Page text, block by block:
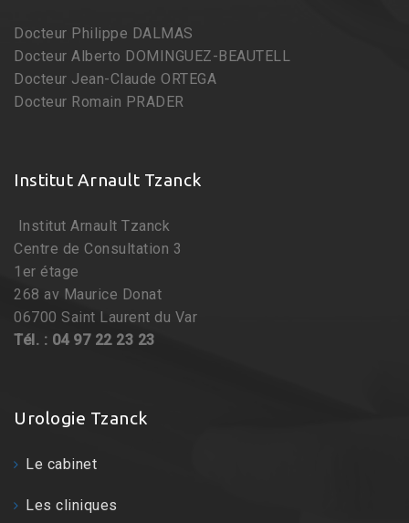
Docteur Philippe DALMAS
Docteur Alberto DOMINGUEZ-BEAUTELL
Docteur Jean-Claude ORTEGA
Docteur Romain PRADER
Institut Arnault Tzanck
Institut Arnault Tzanck
Centre de Consultation 3
1er étage
268 av Maurice Donat
06700 Saint Laurent du Var
Tél. : 04 97 22 23 23
Urologie Tzanck
Le cabinet
Les cliniques